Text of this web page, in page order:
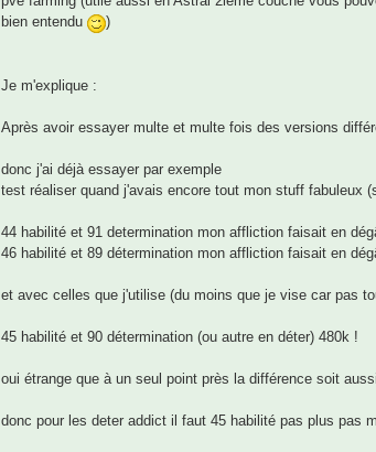
bien entendu
)
Je m'explique :
Après avoir essayer multe et multe fois des versions
donc j'ai déjà essayer par exemple
test réaliser quand j'avais encore tout mon stuff fabuleux
44 habilité et 91 determination mon affliction faisait en
46 habilité et 89 détermination mon affliction faisait en
et avec celles que j'utilise (du moins que je vise car pas
45 habilité et 90 détermination (ou autre en déter) 480k !
oui étrange que à un seul point près la différence soit
donc pour les deter addict il faut 45 habilité pas plus pas